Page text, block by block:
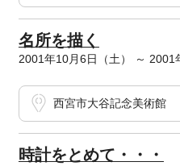
名所を描く
2001年10月6日（土） ～ 2001
西宮市大谷記念美術館
時計をとめて・・・